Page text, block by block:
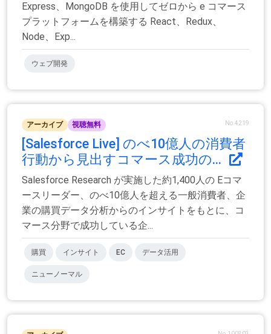
Express、MongoDB を使用してゼロから e コマース
プラットフォームを構築する React、Redux、
Node、Exp...
ウェブ開発
アーカイブ 視聴無料 No.4219
[Salesforce Live] のべ10億人の消費者
行動から見出すコマース成功の...
Salesforce Research が実施した約1,400人の Eコマ
ースリーダー、のべ10億人を超える一般消費者、企
業の購買データ分析からのインサイトをもとに、コ
マース分野で成功している企...
購買 インサイト EC データ活用
ニューノーマル